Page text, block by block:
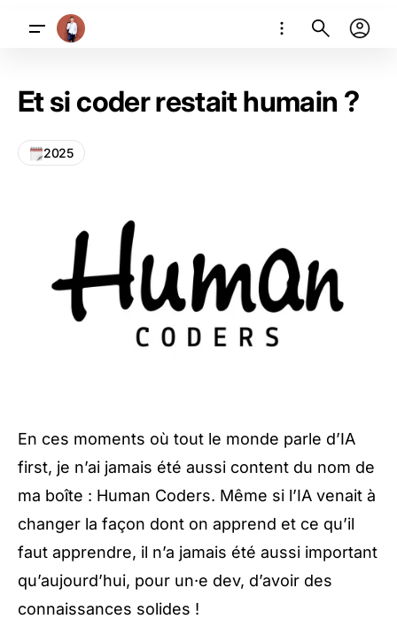
Et si coder restait humain ?
2025
En ces moments où tout le monde parle d’IA
first, je n’ai jamais été aussi content du nom de
ma boîte : Human Coders. Même si l’IA venait à
changer la façon dont on apprend et ce qu’il
faut apprendre, il n’a jamais été aussi important
qu’aujourd’hui, pour un·e dev, d’avoir des
connaissances solides !